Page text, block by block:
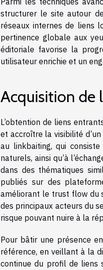
structurer le site autour
réseaux internes de liens
pertinence globale aux
éditoriale favorise la
utilisateur enrichie et un
Acquisition de
L’obtention de liens
et accroître la visibilité
au linkbaiting, qui
naturels, ainsi qu’à
dans des thématiques
publiés sur des
améliorant le trust flow du
des principaux acteurs du
risque pouvant nuire à la
Pour bâtir une présence
référence, en veillant à la
continue du profil de liens